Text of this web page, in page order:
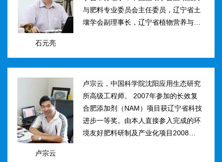
石元亮
与肥料专业委员会主任委员，辽宁省土
壤学会副理事长，辽宁省植物营养与肥
家“十二五&rdqu...
卢宗云
卢宗云，中国科学院沈阳应用生态研究
所高级工程师。 2007年参加的长效复
合肥添加剂（NAM）项目获辽宁省科技
进步一等奖。由本人直接参入完成的环
境友好肥料研制及产业化项目2008年获